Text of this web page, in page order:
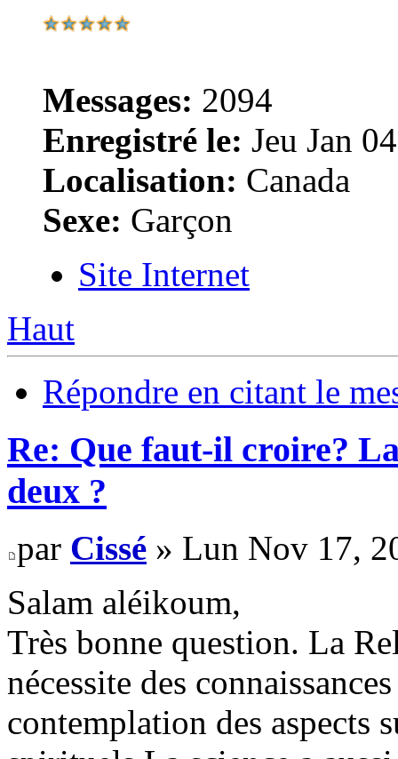
Messages: 2094
Enregistré le: Jeu Jan
Localisation: Canada
Sexe: Garçon
Site Internet
Haut
Répondre en citant le
Re: Que faut-il croire?
deux ?
par Cissé » Lun Nov 17,
Salam aléikoum,
Très bonne question. La
nécessite des
contemplation des aspects